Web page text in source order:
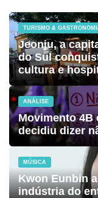
TURISMO &
Jeonju, a
do Sul
cultura e
ANÁLISE
Movimento 4B
decidiu dizer
MÚSICA
Kwon Eunbin
indústria do